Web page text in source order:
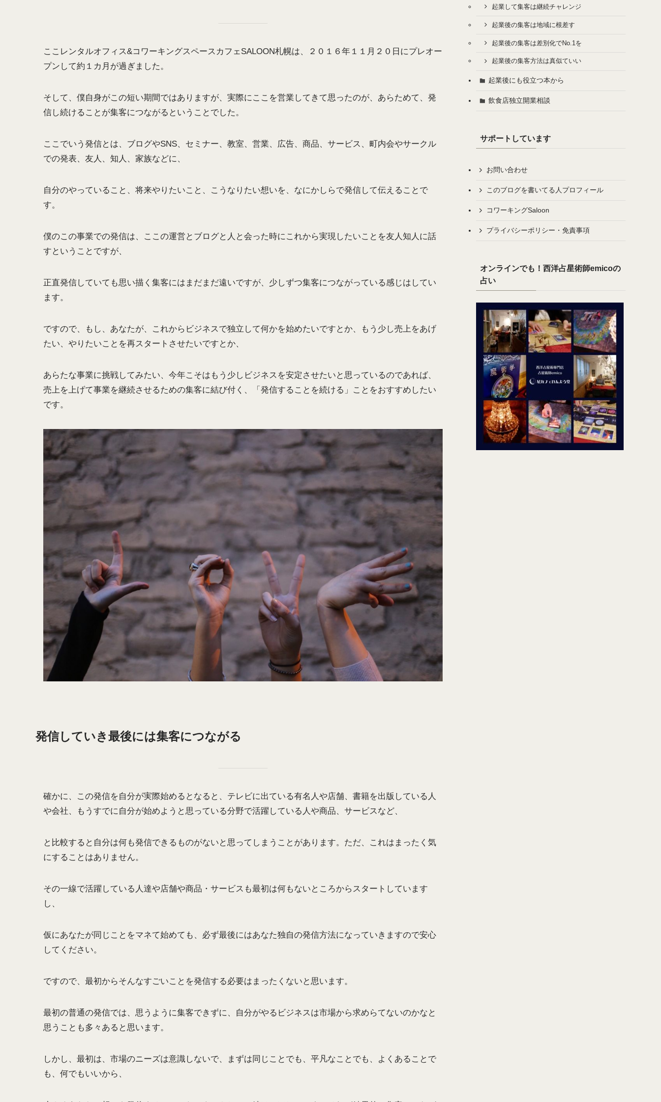
ここレンタルオフィス&コワーキングスペースカフェSALOON札幌は、２０１６年１１月２０日にプレオー
プンして約１カ月が過ぎました。
そして、僕自身がこの短い期間ではありますが、実際にここを営業してきて思ったのが、あらためて、発
信し続けることが集客につながるということでした。
ここでいう発信とは、ブログやSNS、セミナー、教室、営業、広告、商品、サービス、町内会やサークル
での発表、友人、知人、家族などに、
自分のやっていること、将来やりたいこと、こうなりたい想いを、なにかしらで発信して伝えることで
す。
僕のこの事業での発信は、ここの運営とブログと人と会った時にこれから実現したいことを友人知人に話
すということですが、
正直発信していても思い描く集客にはまだまだ遠いですが、少しずつ集客につながっている感じはしてい
ます。
ですので、もし、あなたが、これからビジネスで独立して何かを始めたいですとか、もう少し売上をあげ
たい、やりたいことを再スタートさせたいですとか、
あらたな事業に挑戦してみたい、今年こそはもう少しビジネスを安定させたいと思っているのであれば、
売上を上げて事業を継続させるための集客に結び付く、「発信することを続ける」ことをおすすめしたい
です。
発信していき最後には集客につながる
確かに、この発信を自分が実際始めるとなると、テレビに出ている有名人や店舗、書籍を出版している人
や会社、もうすでに自分が始めようと思っている分野で活躍している人や商品、サービスなど、
と比較すると自分は何も発信できるものがないと思ってしまうことがあります。ただ、これはまったく気
にすることはありません。
その一線で活躍している人達や店舗や商品・サービスも最初は何もないところからスタートしています
し、
仮にあなたが同じことをマネて始めても、必ず最後にはあなた独自の発信方法になっていきますので安心
してください。
ですので、最初からそんなすごいことを発信する必要はまったくないと思います。
最初の普通の発信では、思うように集客できずに、自分がやるビジネスは市場から求めらてないのかなと
思うことも多々あると思います。
しかし、最初は、市場のニーズは意識しないで、まずは同じことでも、平凡なことでも、よくあることで
も、何でもいいから、
起業して集客は継続チャレンジ
起業後の集客は地域に根差す
起業後の集客は差別化でNo.1を
起業後の集客方法は真似ていい
起業後にも役立つ本から
飲食店独立開業相談
サポートしています
お問い合わせ
このブログを書いてる人プロフィール
コワーキングSaloon
プライバシーポリシー・免責事項
オンラインでも！西洋占星術師emicoの
占い